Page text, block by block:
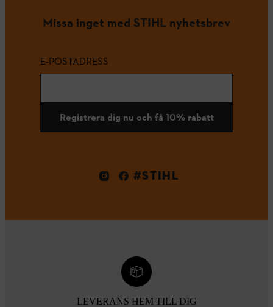
Missa inget med STIHL nyhetsbrev
E-POSTADRESS
Registrera dig nu och få 10% rabatt
#STIHL
LEVERANS HEM TILL DIG